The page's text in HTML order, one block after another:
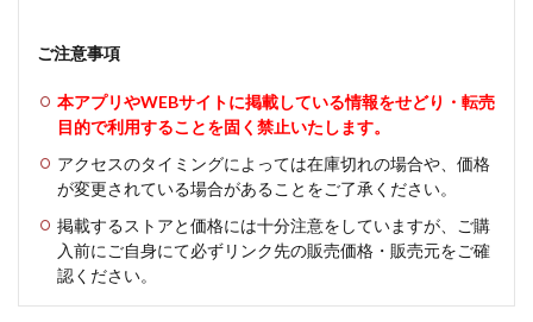
ご注意事項
本アプリやWEBサイトに掲載している情報をせどり・転売
目的で利用することを固く禁止いたします。
アクセスのタイミングによっては在庫切れの場合や、価格
が変更されている場合があることをご了承ください。
掲載するストアと価格には十分注意をしていますが、ご購
入前にご自身にて必ずリンク先の販売価格・販売元をご確
認ください。